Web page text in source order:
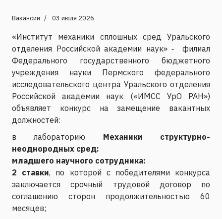
Вакансии 03 июля 2026
«Институт механики сплошных сред Уральского
отделения Российской академии наук» ‑ филиал
Федерального государственного бюджетного
учреждения науки Пермского федерального
исследовательского центра Уральского отделения
Российской академии наук («ИМСС УрО РАН»)
объявляет конкурс на замещение вакантных
должностей:
в лабораторию
Механики структурно-
неоднородных сред:
младшего научного сотрудника:
2 ставки, по которой с победителями конкурса
заключается срочный трудовой договор по
соглашению сторон продолжительностью 60
месяцев;